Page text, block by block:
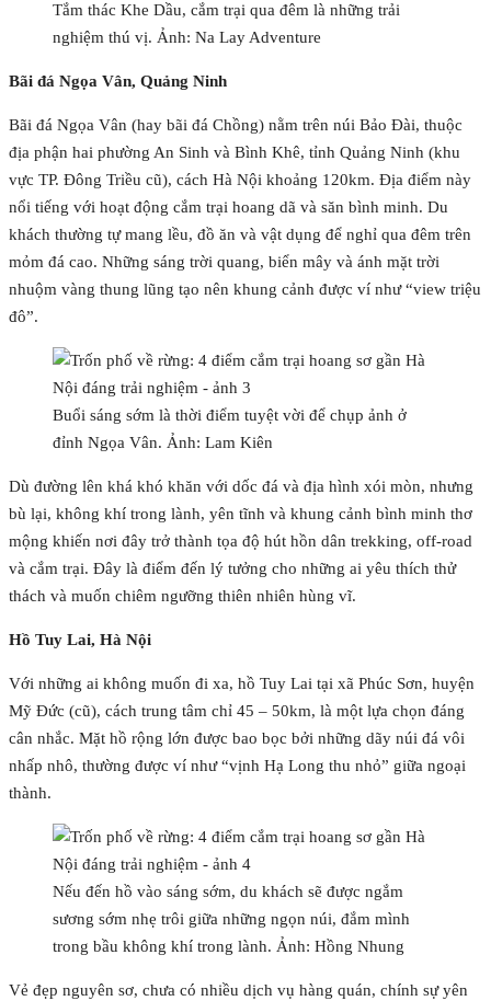
Tắm thác Khe Dầu, cắm trại qua đêm là những trải
nghiệm thú vị. Ảnh: Na Lay Adventure
Bãi đá Ngọa Vân, Quảng Ninh
Bãi đá Ngọa Vân (hay bãi đá Chồng) nằm trên núi Bảo Đài, thuộc
địa phận hai phường An Sinh và Bình Khê, tỉnh Quảng Ninh (khu
vực TP. Đông Triều cũ), cách Hà Nội khoảng 120km. Địa điểm này
nổi tiếng với hoạt động cắm trại hoang dã và săn bình minh. Du
khách thường tự mang lều, đồ ăn và vật dụng để nghỉ qua đêm trên
mỏm đá cao. Những sáng trời quang, biển mây và ánh mặt trời
nhuộm vàng thung lũng tạo nên khung cảnh được ví như “view triệu
đô”.
Buổi sáng sớm là thời điểm tuyệt vời để chụp ảnh ở
đỉnh Ngọa Vân. Ảnh: Lam Kiên
Dù đường lên khá khó khăn với dốc đá và địa hình xói mòn, nhưng
bù lại, không khí trong lành, yên tĩnh và khung cảnh bình minh thơ
mộng khiến nơi đây trở thành tọa độ hút hồn dân trekking, off-road
và cắm trại. Đây là điểm đến lý tưởng cho những ai yêu thích thử
thách và muốn chiêm ngưỡng thiên nhiên hùng vĩ.
Hồ Tuy Lai, Hà Nội
Với những ai không muốn đi xa, hồ Tuy Lai tại xã Phúc Sơn, huyện
Mỹ Đức (cũ), cách trung tâm chỉ 45 – 50km, là một lựa chọn đáng
cân nhắc. Mặt hồ rộng lớn được bao bọc bởi những dãy núi đá vôi
nhấp nhô, thường được ví như “vịnh Hạ Long thu nhỏ” giữa ngoại
thành.
Nếu đến hồ vào sáng sớm, du khách sẽ được ngắm
sương sớm nhẹ trôi giữa những ngọn núi, đắm mình
trong bầu không khí trong lành. Ảnh: Hồng Nhung
Vẻ đẹp nguyên sơ, chưa có nhiều dịch vụ hàng quán, chính sự yên